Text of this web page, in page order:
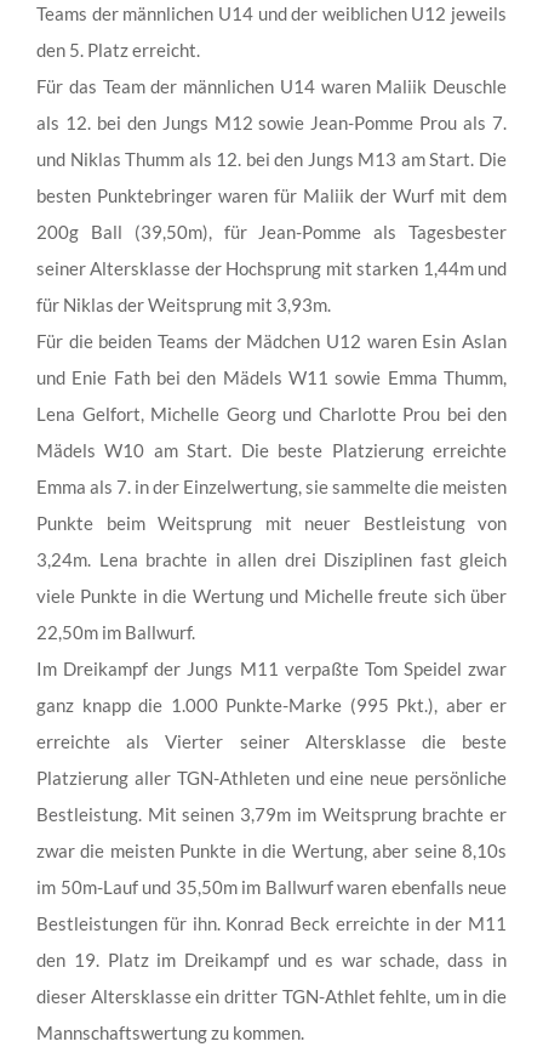
Teams der männlichen U14 und der weiblichen U12 jeweils
den 5. Platz erreicht.
Für das Team der männlichen U14 waren Maliik Deuschle
als 12. bei den Jungs M12 sowie Jean-Pomme Prou als 7.
und Niklas Thumm als 12. bei den Jungs M13 am Start. Die
besten Punktebringer waren für Maliik der Wurf mit dem
200g Ball (39,50m), für Jean-Pomme als Tagesbester
seiner Altersklasse der Hochsprung mit starken 1,44m und
für Niklas der Weitsprung mit 3,93m.
Für die beiden Teams der Mädchen U12 waren Esin Aslan
und Enie Fath bei den Mädels W11 sowie Emma Thumm,
Lena Gelfort, Michelle Georg und Charlotte Prou bei den
Mädels W10 am Start. Die beste Platzierung erreichte
Emma als 7. in der Einzelwertung, sie sammelte die meisten
Punkte beim Weitsprung mit neuer Bestleistung von
3,24m. Lena brachte in allen drei Disziplinen fast gleich
viele Punkte in die Wertung und Michelle freute sich über
22,50m im Ballwurf.
Im Dreikampf der Jungs M11 verpaßte Tom Speidel zwar
ganz knapp die 1.000 Punkte-Marke (995 Pkt.), aber er
erreichte als Vierter seiner Altersklasse die beste
Platzierung aller TGN-Athleten und eine neue persönliche
Bestleistung. Mit seinen 3,79m im Weitsprung brachte er
zwar die meisten Punkte in die Wertung, aber seine 8,10s
im 50m-Lauf und 35,50m im Ballwurf waren ebenfalls neue
Bestleistungen für ihn. Konrad Beck erreichte in der M11
den 19. Platz im Dreikampf und es war schade, dass in
dieser Altersklasse ein dritter TGN-Athlet fehlte, um in die
Mannschaftswertung zu kommen.